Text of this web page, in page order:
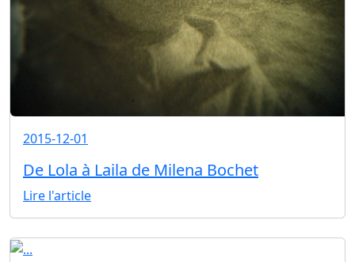
2015-12-01
De Lola à Laila de Milena Bochet
Lire l'article